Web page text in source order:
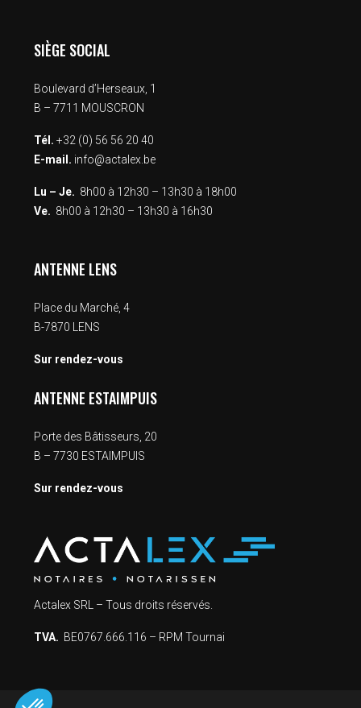
SIÈGE SOCIAL
Boulevard d’Herseaux, 1
B – 7711 MOUSCRON
Tél. +32 (0) 56 56 20 40
E-mail. info@actalex.be
Lu – Je. 8h00 à 12h30 – 13h30 à 18h00
Ve. 8h00 à 12h30 – 13h30 à 16h30
ANTENNE LENS
Place du Marché, 4
B-7870 LENS
Sur rendez-vous
ANTENNE ESTAIMPUIS
Porte des Bâtisseurs, 20
B – 7730 ESTAIMPUIS
Sur rendez-vous
Actalex SRL – Tous droits réservés.
TVA. BE0767.666.116 – RPM Tournai